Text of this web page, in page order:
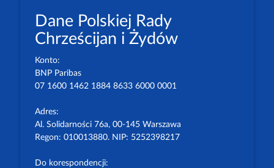
Dane Polskiej Rady
Chrześcijan i Żydów
Konto:
BNP Paribas
07 1600 1462 1884 8633 6000 0001
Adres:
Al. Solidarności 76a, 00-145 Warszawa
Regon: 010013880. NIP: 5252398217
Do korespondencji: